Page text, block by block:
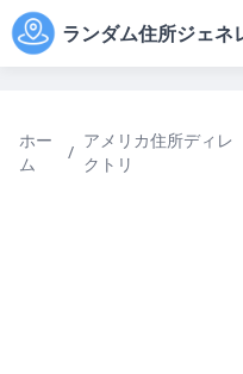
ランダム住所ジェネ
ホー
ム
/
アメリカ住所ディレ
クトリ